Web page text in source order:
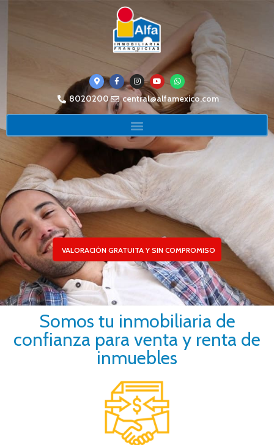
8020200 central@alfamexico.com
VALORACIÓN GRATUITA Y SIN COMPROMISO
Somos tu inmobiliaria de
confianza para venta y renta de
inmuebles
comprador y vendedor, nosotros te
ayudamos.